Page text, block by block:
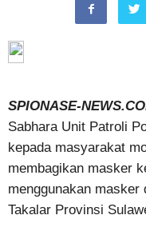
SPIONASE-
Sabhara Unit Patroli
kepada masyarakat
membagikan masker
menggunakan
Takalar Provinsi